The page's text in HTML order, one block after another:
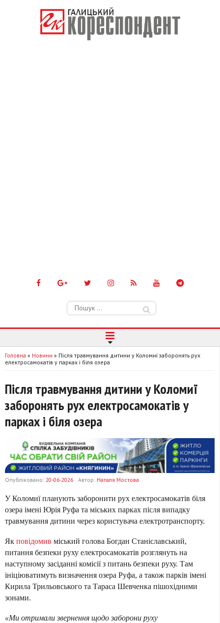
Пошук:
Головна » Новини » Після травмування дитини у Коломиї заборонять рух
електросамокатів у парках і біля озера
Після травмування дитини у Коломиї
заборонять рух електросамокатів у
парках і біля озера
Опубліковано: 20-06-2026 Автор: Наталя Мостова
У Коломиї планують заборонити рух електросамокатів біля
озера імені Юрія Руфа та міських парках після випадку
травмування дитини через користувача електротранспорту.
Як повідомив міський голова Богдан Станіславський,
питання безпеки руху електросамокатів розглянуть на
наступному засіданні комісії з питань безпеки руху. Там
ініціюватимуть визначення озера Руфа, а також парків імені
Кирила Трильовського та Тараса Шевченка пішохідними
зонами.
«Ми отримали звернення щодо заборони руху